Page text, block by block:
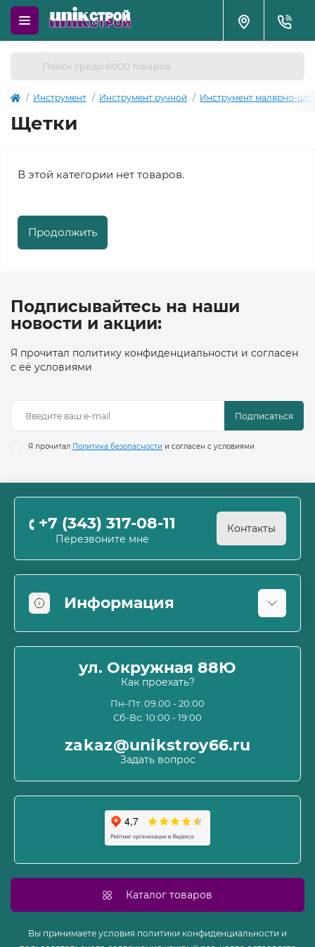
Инструмент Инструмент ручной Инструмент малярно-
Щетки
В этой категории нет товаров.
Продолжить
Подписывайтесь на наши
новости и акции:
Я прочитал политику конфиденциальности и согласен
с её условиями
Подписаться
Я прочитал Политика безопасности и согласен с условиями
+7 (343) 317-08-11
Перезвоните мне
Контакты
Информация
Информация о доставке
Пользовательское соглашение и оферта
Политика конфиденциальности
Связаться с нами
Карта сайта
Производители
ул. Окружная 88Ю
Как проехать?
Пн-Пт: 09.00 - 20:00
Сб-Вс: 10:00 - 19:00
zakaz@unikstroy66.ru
Задать вопрос
Каталог товаров
Вы принимаете условия политики конфиденциальности и